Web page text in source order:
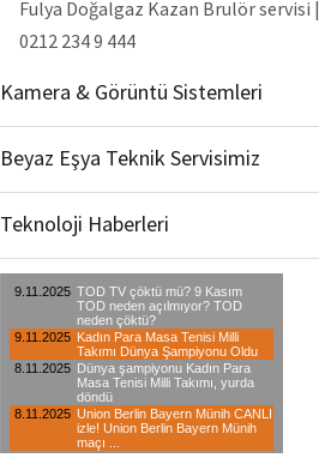
Fulya Doğalgaz Kazan Brulör servisi |
0212 234 9 444
Kamera & Görüntü Sistemleri
Beyaz Eşya Teknik Servisimiz
Teknoloji Haberleri